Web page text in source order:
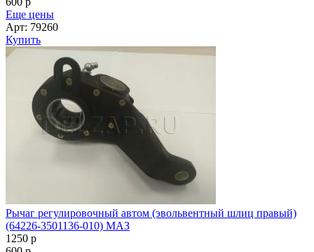
Еще цены
Арт: 79260
Купить
Рычаг регулировочный автом (эвольвентный шлиц правый)
(64226-3501136-010) МАЗ
1250 p